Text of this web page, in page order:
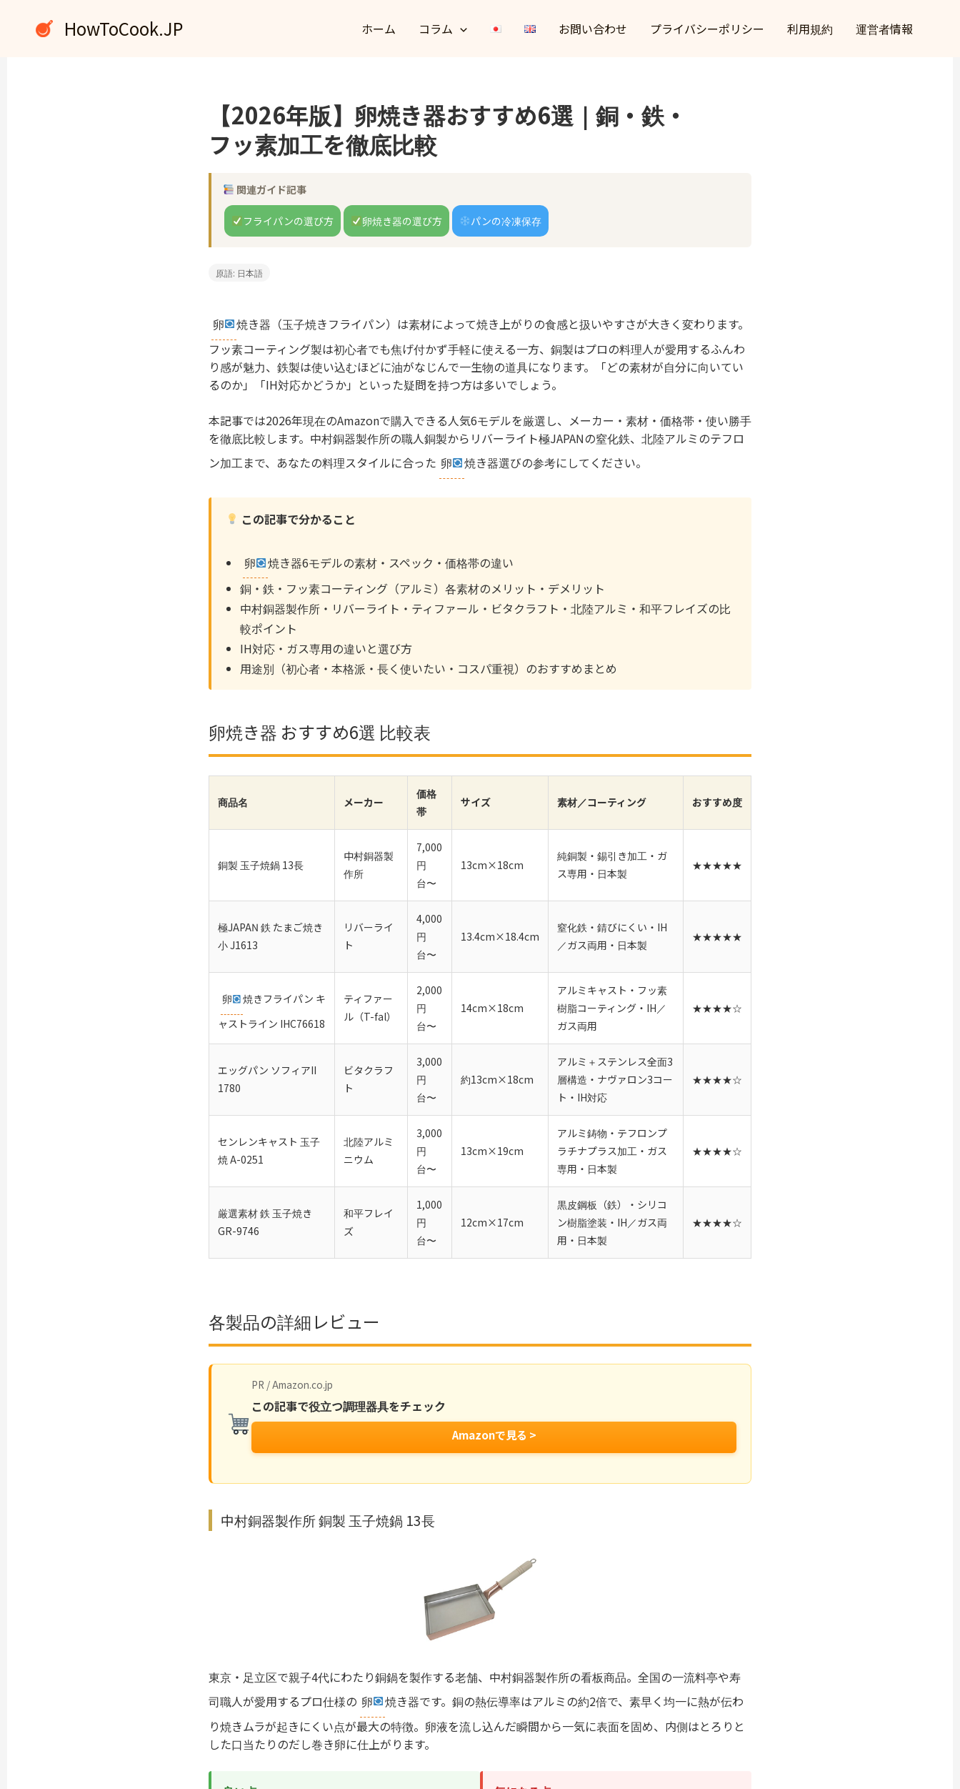
HowToCook.JP ホーム コラム お問い合わせ プライバシーポリシー 利用規約 運営者情報
【2026年版】卵焼き器おすすめ6選｜銅・鉄・
フッ素加工を徹底比較
関連ガイド記事
フライパンの選び方 卵焼き器の選び方 パンの冷凍保存
原語: 日本語
卵
焼き器（玉子焼きフライパン）は素材によって焼き上がりの食感と扱いやすさが大きく変わります。
フッ素コーティング製は初心者でも焦げ付かず手軽に使える一方、銅製はプロの料理人が愛用するふんわ
り感が魅力、鉄製は使い込むほどに油がなじんで一生物の道具になります。「どの素材が自分に向いてい
るのか」「IH対応かどうか」といった疑問を持つ方は多いでしょう。
本記事では2026年現在のAmazonで購入できる人気6モデルを厳選し、メーカー・素材・価格帯・使い勝手
を徹底比較します。中村銅器製作所の職人銅製からリバーライト極JAPANの窒化鉄、北陸アルミのテフロ
ン加工まで、あなたの料理スタイルに合った 卵 焼き器選びの参考にしてください。
この記事で分かること
卵
焼き器6モデルの素材・スペック・価格帯の違い
銅・鉄・フッ素コーティング（アルミ）各素材のメリット・デメリット
中村銅器製作所・リバーライト・ティファール・ビタクラフト・北陸アルミ・和平フレイズの比
較ポイント
IH対応・ガス専用の違いと選び方
用途別（初心者・本格派・長く使いたい・コスパ重視）のおすすめまとめ
卵焼き器 おすすめ6選 比較表
商品名 メーカー
価格
帯
サイズ 素材／コーティング おすすめ度
銅製 玉子焼鍋 13長
中村銅器製
作所
7,000
円
台〜
13cm×18cm
純銅製・錫引き加工・ガ
ス専用・日本製
★★★★★
極JAPAN 鉄 たまご焼き
小 J1613
リバーライ
ト
4,000
円
台〜
13.4cm×18.4cm
窒化鉄・錆びにくい・IH
／ガス両用・日本製
★★★★★
卵
焼きフライパン キ
ャストライン IHC76618
ティファー
ル（T-fal）
2,000
円
台〜
14cm×18cm
アルミキャスト・フッ素
樹脂コーティング・IH／
ガス両用
★★★★☆
エッグパン ソフィアII
1780
ビタクラフ
ト
3,000
円
台〜
約13cm×18cm
アルミ＋ステンレス全面3
層構造・ナヴァロン3コー
ト・IH対応
★★★★☆
センレンキャスト 玉子
焼 A-0251
北陸アルミ
ニウム
3,000
円
台〜
13cm×19cm
アルミ鋳物・テフロンプ
ラチナプラス加工・ガス
専用・日本製
★★★★☆
厳選素材 鉄 玉子焼き
GR-9746
和平フレイ
ズ
1,000
円
台〜
12cm×17cm
黒皮鋼板（鉄）・シリコ
ン樹脂塗装・IH／ガス両
用・日本製
★★★★☆
各製品の詳細レビュー
PR / Amazon.co.jp
この記事で役立つ調理器具をチェック
Amazonで見る >
中村銅器製作所 銅製 玉子焼鍋 13長
東京・足立区で親子4代にわたり銅鍋を製作する老舗、中村銅器製作所の看板商品。全国の一流料亭や寿
司職人が愛用するプロ仕様の 卵
焼き器です。銅の熱伝導率はアルミの約2倍で、素早く均一に熱が伝わ
り焼きムラが起きにくい点が最大の特徴。卵液を流し込んだ瞬間から一気に表面を固め、内側はとろりと
した口当たりのだし巻き卵に仕上がります。